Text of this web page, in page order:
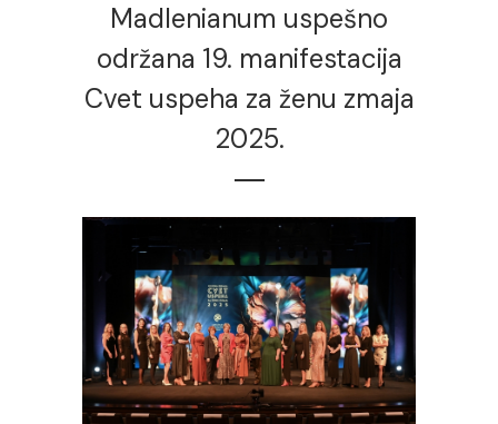
Madlenianum uspešno
održana 19. manifestacija
Cvet uspeha za ženu zmaja
2025.